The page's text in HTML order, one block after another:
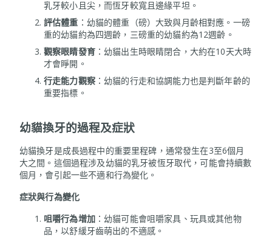
乳牙較小且尖，而恆牙較寬且邊緣平坦。
評估體重 ：幼貓的體重（磅）大致與月齡相對應。一磅
重的幼貓約為四週齡，三磅重的幼貓約為12週齡。
觀察眼睛發育：幼貓出生時眼睛閉合，大約在10天大時
才會睜開。
行走能力觀察：幼貓的行走和協調能力也是判斷年齡的
重要指標。
幼貓換牙的過程及症狀
幼貓換牙是成長過程中的重要里程碑，通常發生在3至6個月
大之間。這個過程涉及幼貓的乳牙被恆牙取代，可能會持續數
個月，會引起一些不適和行為變化。
症狀與行為變化
咀嚼行為增加：幼貓可能會咀嚼家具、玩具或其他物
品，以舒緩牙齒萌出的不適感。